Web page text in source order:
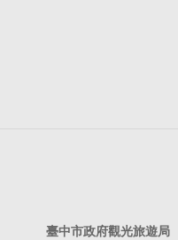
臺中市政府觀光旅遊局